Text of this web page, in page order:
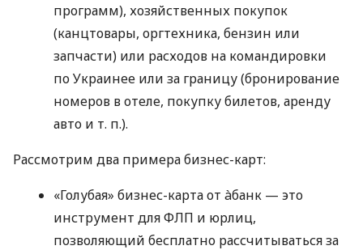
программ), хозяйственных покупок
(канцтовары, оргтехника, бензин или
запчасти) или расходов на командировки
по Украинее или за границу (бронирование
номеров в отеле, покупку билетов, аренду
авто и т. п.).
Рассмотрим два примера бизнес-карт:
«Голубая» бизнес-карта от àбанк — это
инструмент для ФЛП и юрлиц,
позволяющий бесплатно рассчитываться за